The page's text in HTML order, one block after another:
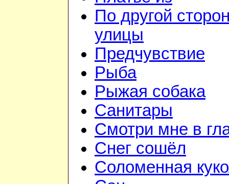
По другой
улицы
Предчувствие
Рыба
Рыжая собака
Санитары
Смотри мне в
Снег сошёл
Соломенная